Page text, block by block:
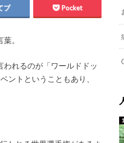
ブ Pocket
。
れるのが「ワールドドッ
ントということもあり、